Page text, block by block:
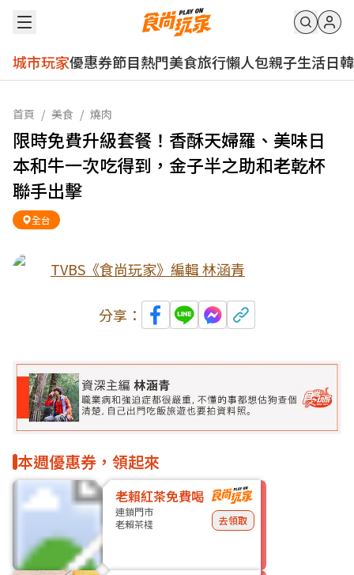
城市玩家優惠券節目熱門美食旅行懶人包親子生活日韓
首頁 / 美食 / 燒肉
限時免費升級套餐！香酥天婦羅、美味日
本和牛一次吃得到，金子半之助和老乾杯
聯手出擊
全台
TVBS《食尚玩家》編輯 林涵青
分享：
本週優惠券，領起來
老賴紅茶免費喝
連鎖門市
老賴茶棧
去領取